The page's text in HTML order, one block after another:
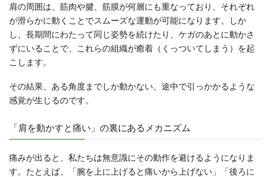
肩の周囲は、筋肉や腱、筋膜が何層にも重なっており、それぞれ
が滑らかに動くことでスムーズな運動が可能になります。しか
し、長期間にわたって同じ姿勢を続けたり、ケガのあとに動かさ
ずにいることで、これらの組織が癒着（くっついてしまう）を起
こします。
その結果、ある角度までしか動かない、途中で引っかかるような
感覚が生じるのです。
「肩を動かすと痛い」の裏にあるメカニズム
痛みが出ると、私たちは無意識にその動作を避けるようになりま
す。たとえば、「腕を上に上げると痛いから上げない」「後ろに